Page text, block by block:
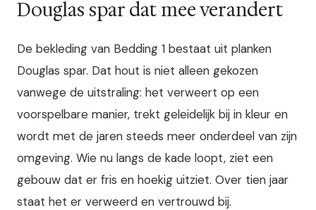
Douglas spar dat mee verandert
De bekleding van Bedding 1 bestaat uit planken
Douglas spar. Dat hout is niet alleen gekozen
vanwege de uitstraling: het verweert op een
voorspelbare manier, trekt geleidelijk bij in kleur en
wordt met de jaren steeds meer onderdeel van zijn
omgeving. Wie nu langs de kade loopt, ziet een
gebouw dat er fris en hoekig uitziet. Over tien jaar
staat het er verweerd en vertrouwd bij.